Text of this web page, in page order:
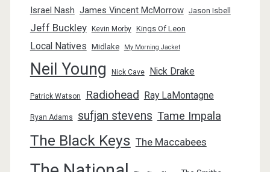
Israel Nash James Vincent McMorrow Jason Isbell
Jeff Buckley Kevin Morby Kings Of Leon
Local Natives Midlake My Morning Jacket
Neil Young Nick Cave Nick Drake
Patrick Watson Radiohead Ray LaMontagne
Ryan Adams sufjan stevens Tame Impala
The Black Keys The Maccabees